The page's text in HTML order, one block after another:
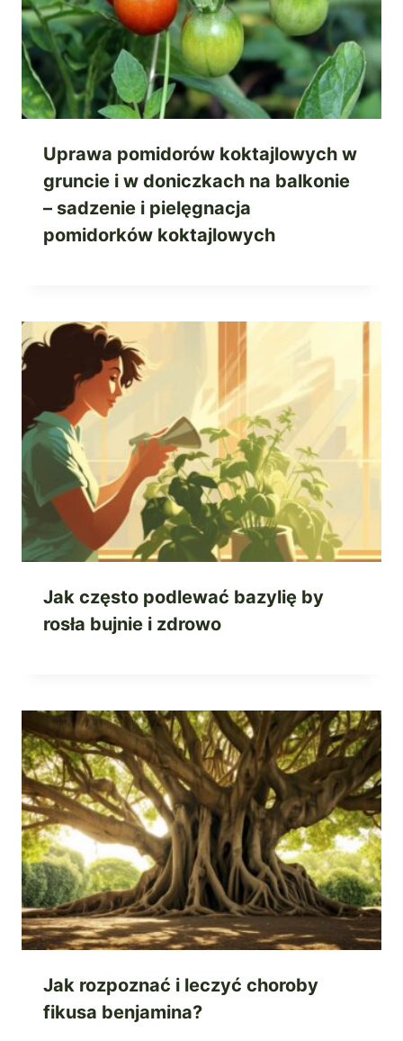
Uprawa pomidorów koktajlowych w
gruncie i w doniczkach na balkonie
– sadzenie i pielęgnacja
pomidorków koktajlowych
Jak często podlewać bazylię by
rosła bujnie i zdrowo
Jak rozpoznać i leczyć choroby
fikusa benjamina?